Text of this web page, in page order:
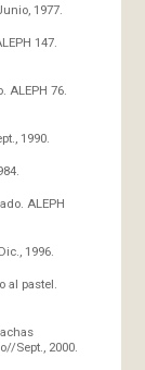
1977.
147.
ALEPH 76.
1990.
ALEPH
1996.
al pastel.
Sept., 2000.